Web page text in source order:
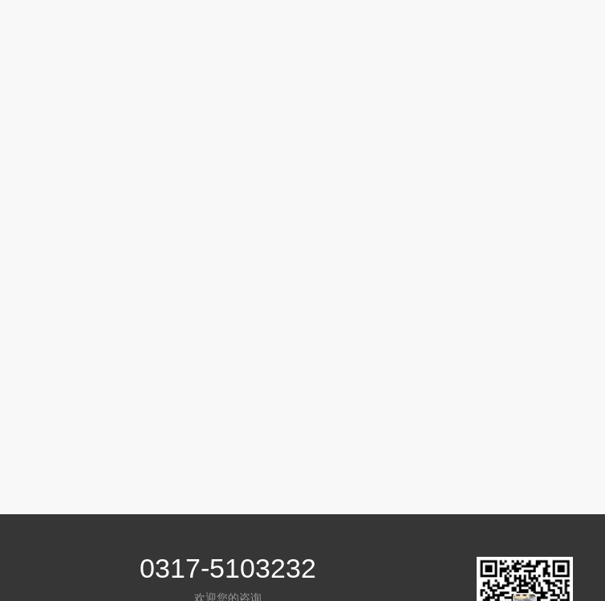
0317-5103232
欢迎您的咨询